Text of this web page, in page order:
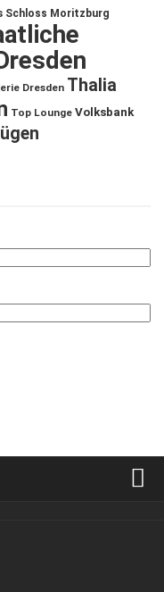
Schloss Moritzburg
Dresden Thalia
Top Lounge Volksbank